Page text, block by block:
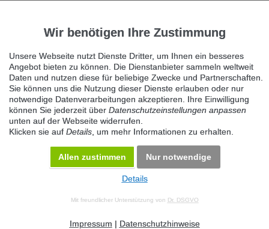
Datenschutz Impressum Kontakt Datenschutz anpassen Desktop Version
Wir benötigen Ihre Zustimmung
Unsere Webseite nutzt Dienste Dritter, um Ihnen ein besseres
Angebot bieten zu können. Die Dienstanbieter sammeln weltweit
Daten und nutzen diese für beliebige Zwecke und Partnerschaften.
Sie können uns die Nutzung dieser Dienste erlauben oder nur
notwendige Datenverarbeitungen akzeptieren. Ihre Einwilligung
können Sie jederzeit über Datenschutzeinstellungen anpassen
unten auf der Webseite widerrufen.
Klicken sie auf Details , um mehr Informationen zu erhalten.
Allen zustimmen Nur notwendige
Details
Mit freundlicher Unterstützung von Dr. DSGVO
Impressum | Datenschutzhinweise